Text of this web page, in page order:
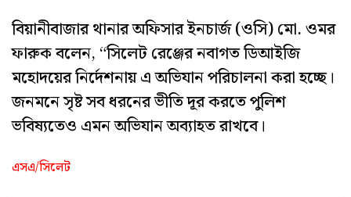
বিয়ানীবাজার থানার অফিসার ইনচার্জ (ওসি) মো. ওমর
ফারুক বলেন, “সিলেট রেঞ্জের নবাগত ডিআইজি
মহোদয়ের নির্দেশনায় এ অভিযান পরিচালনা করা হচ্ছে।
জনমনে সৃষ্ট সব ধরনের ভীতি দূর করতে পুলিশ
ভবিষ্যতেও এমন অভিযান অব্যাহত রাখবে।
এসএ/সিলেট